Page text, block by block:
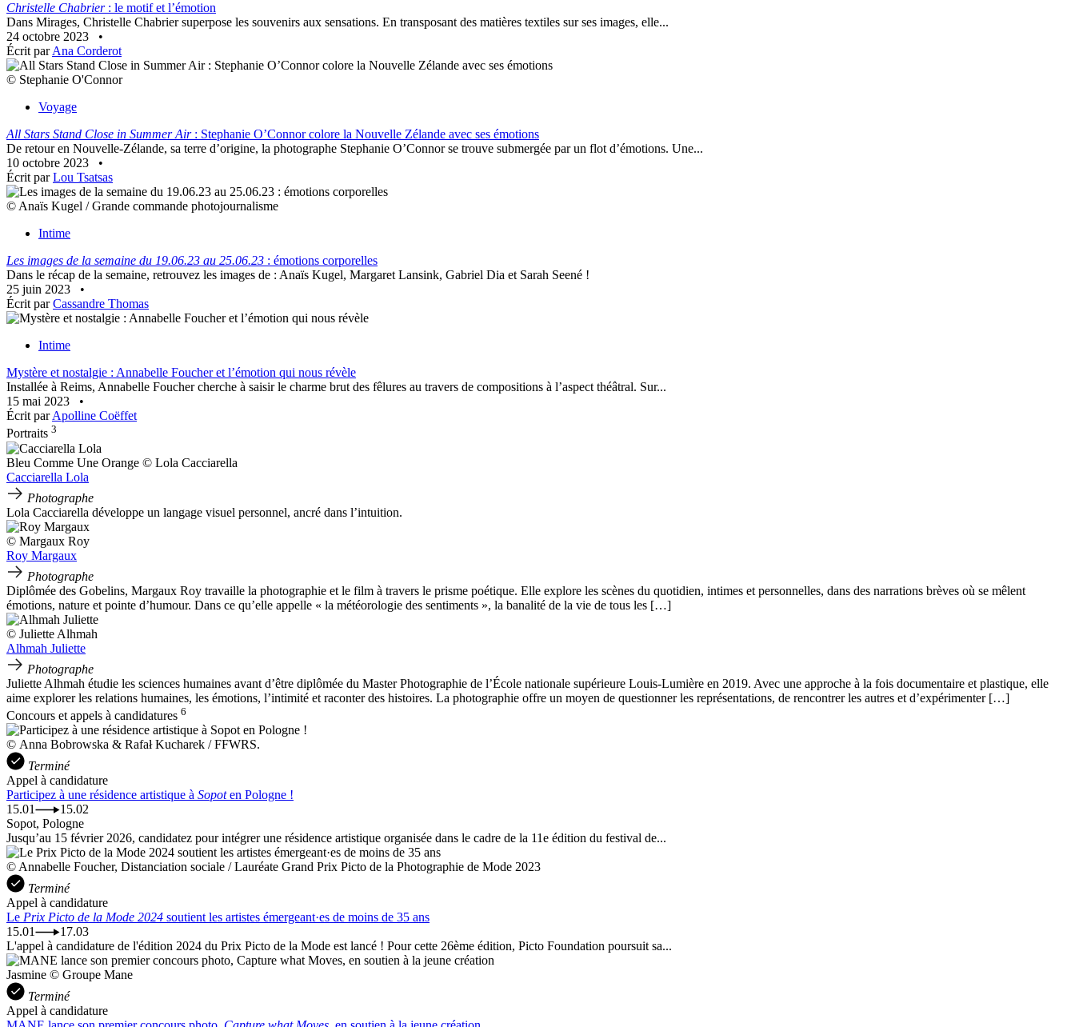
Christelle Chabrier: le motif et l’émotion
Dans Mirages, Christelle Chabrier superpose les souvenirs aux sensations. En transposant des matières textiles sur ses images, elle...
24 octobre 2023
•
Écrit parAna Corderot
© Stephanie O'Connor
Voyage
All Stars Stand Close in Summer Air: Stephanie O’Connor colore la Nouvelle Zélande avec ses émotions
De retour en Nouvelle-Zélande, sa terre d’origine, la photographe Stephanie O’Connor se trouve submergée par un flot d’émotions. Une...
10 octobre 2023
•
Écrit parLou Tsatsas
© Anaïs Kugel / Grande commande photojournalisme
Intime
Les images de la semaine du 19.06.23 au 25.06.23 : émotions corporelles
Dans le récap de la semaine, retrouvez les images de : Anaïs Kugel, Margaret Lansink, Gabriel Dia et Sarah Seené !
25 juin 2023
•
Écrit parCassandre Thomas
Intime
Mystère et nostalgie : Annabelle Foucher et l’émotion qui nous révèle
Installée à Reims, Annabelle Foucher cherche à saisir le charme brut des fêlures au travers de compositions à l’aspect théâtral. Sur...
15 mai 2023
•
Écrit parApolline Coëffet
Portraits 3
Bleu Comme Une Orange © Lola Cacciarella
Cacciarella Lola
Photographe
Lola Cacciarella développe un langage visuel personnel, ancré dans l’intuition.
© Margaux Roy
Roy Margaux
Photographe
Diplômée des Gobelins, Margaux Roy travaille la photographie et le film à travers le prisme poétique. Elle explore les scènes du quotidien, intimes et personnelles, dans des narrations brèves où se mêlent
émotions, nature et pointe d’humour. Dans ce qu’elle appelle « la météorologie des sentiments », la banalité de la vie de tous les […]
© Juliette Alhmah
Alhmah Juliette
Photographe
Juliette Alhmah étudie les sciences humaines avant d’être diplômée du Master Photographie de l’École nationale supérieure Louis-Lumière en 2019. Avec une approche à la fois documentaire et plastique, elle
aime explorer les relations humaines, les émotions, l’intimité et raconter des histoires. La photographie offre un moyen de questionner les représentations, de rencontrer les autres et d’expérimenter […]
Concours et appels à candidatures 6
© Anna Bobrowska & Rafał Kucharek / FFWRS.
Terminé
Appel à candidature
Participez à une résidence artistique à Sopoten Pologne !
15.01
15.02
Sopot, Pologne
Jusqu’au 15 février 2026, candidatez pour intégrer une résidence artistique organisée dans le cadre de la 11e édition du festival de...
© Annabelle Foucher, Distanciation sociale / Lauréate Grand Prix Picto de la Photographie de Mode 2023
Terminé
Appel à candidature
Le Prix Picto de la Mode 2024 soutient les artistes émergeant·es de moins de 35 ans
15.01
17.03
L'appel à candidature de l'édition 2024 du Prix Picto de la Mode est lancé ! Pour cette 26ème édition, Picto Foundation poursuit sa...
Jasmine © Groupe Mane
Terminé
Appel à candidature